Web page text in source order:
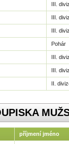
III.
III.
III.
Pohár
III.
III.
II.
příjmení jméno